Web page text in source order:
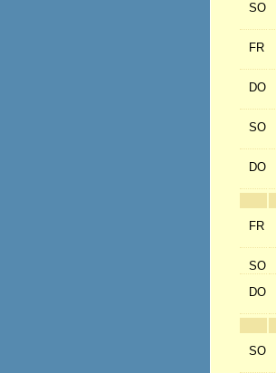
SO
FR
DO
SO
DO
FR
SO
DO
SO